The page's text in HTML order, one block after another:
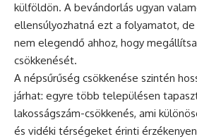
külföldön. A bevándorlás ugyan
ellensúlyozhatná ezt a folyamatot,
nem elegendő ahhoz, hogy
csökkenését.
A népsűrűség csökkenése szintén
járhat: egyre több településen
lakosságszám-csökkenés, ami
és vidéki térségeket érinti